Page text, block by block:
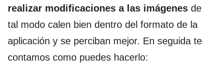
realizar modificaciones a las imágenes de
tal modo calen bien dentro del formato de la
aplicación y se perciban mejor. En seguida te
contamos como puedes hacerlo: